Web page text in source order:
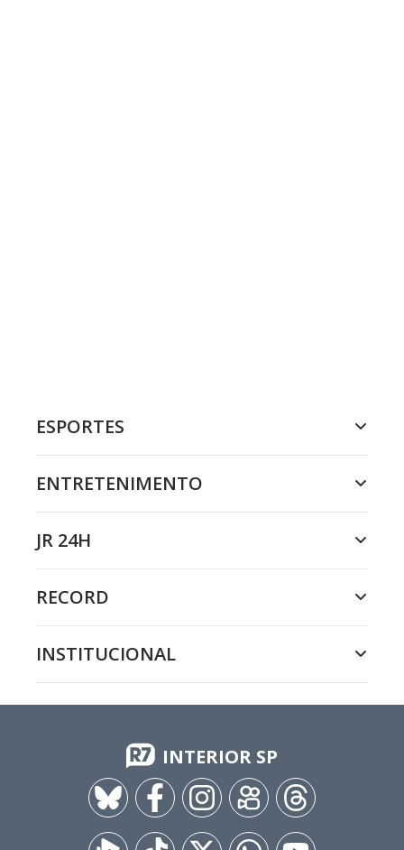
ESPORTES
ENTRETENIMENTO
JR 24H
RECORD
INSTITUCIONAL
INTERIOR SP